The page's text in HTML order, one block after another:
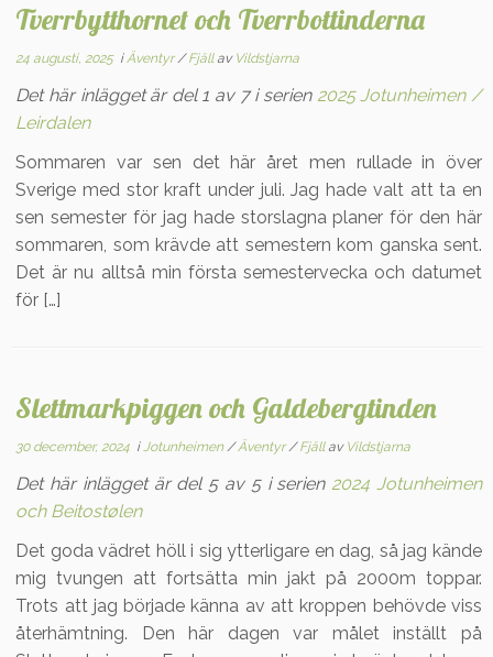
Tverrbytthornet och Tverrbottinderna
24 augusti, 2025iÄventyr/Fjällav Vildstjarna
Det här inlägget är del 1 av 7 i serien 2025 Jotunheimen /
Leirdalen
Sommaren var sen det här året men rullade in över
Sverige med stor kraft under juli. Jag hade valt att ta en
sen semester för jag hade storslagna planer för den här
sommaren, som krävde att semestern kom ganska sent.
Det är nu alltså min första semestervecka och datumet
för […]
Slettmarkpiggen och Galdebergtinden
30 december, 2024 iJotunheimen/Äventyr/Fjällav Vildstjarna
Det här inlägget är del 5 av 5 i serien 2024 Jotunheimen
och Beitostølen
Det goda vädret höll i sig ytterligare en dag, så jag kände
mig tvungen att fortsätta min jakt på 2000m toppar.
Trots att jag började känna av att kroppen behövde viss
återhämtning. Den här dagen var målet inställt på